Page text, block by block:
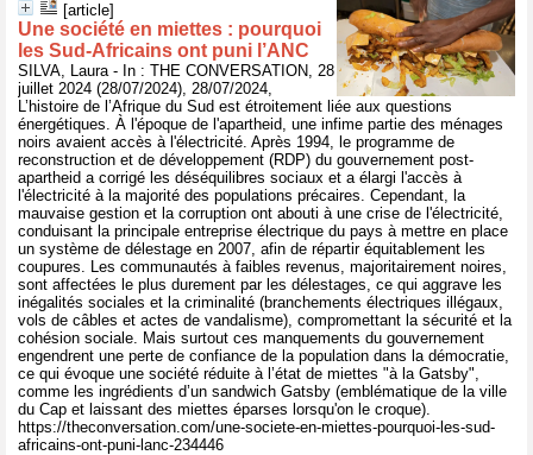
[article]
Une société en miettes : pourquoi
les Sud-Africains ont puni l’ANC
SILVA, Laura - In : THE CONVERSATION, 28
juillet 2024 (28/07/2024), 28/07/2024,
L’histoire de l’Afrique du Sud est étroitement liée aux questions
énergétiques. À l'époque de l'apartheid, une infime partie des ménages
noirs avaient accès à l'électricité. Après 1994, le programme de
reconstruction et de développement (RDP) du gouvernement post-
apartheid a corrigé les déséquilibres sociaux et a élargi l'accès à
l'électricité à la majorité des populations précaires. Cependant, la
mauvaise gestion et la corruption ont abouti à une crise de l'électricité,
conduisant la principale entreprise électrique du pays à mettre en place
un système de délestage en 2007, afin de répartir équitablement les
coupures. Les communautés à faibles revenus, majoritairement noires,
sont affectées le plus durement par les délestages, ce qui aggrave les
inégalités sociales et la criminalité (branchements électriques illégaux,
vols de câbles et actes de vandalisme), compromettant la sécurité et la
cohésion sociale. Mais surtout ces manquements du gouvernement
engendrent une perte de confiance de la population dans la démocratie,
ce qui évoque une société réduite à l’état de miettes "à la Gatsby",
comme les ingrédients d’un sandwich Gatsby (emblématique de la ville
du Cap et laissant des miettes éparses lorsqu'on le croque).
https://theconversation.com/une-societe-en-miettes-pourquoi-les-sud-
africains-ont-puni-lanc-234446